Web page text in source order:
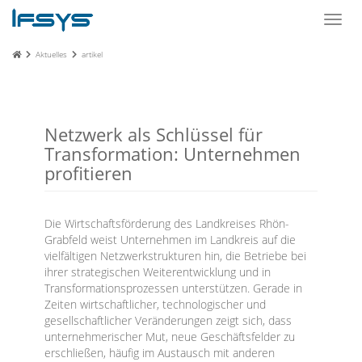
Aktuelles artikel
Netzwerk als Schlüssel für
Transformation: Unternehmen
profitieren
Die Wirtschaftsförderung des Landkreises Rhön-
Grabfeld weist Unternehmen im Landkreis auf die
vielfältigen Netzwerkstrukturen hin, die Betriebe bei
ihrer strategischen Weiterentwicklung und in
Transformationsprozessen unterstützen. Gerade in
Zeiten wirtschaftlicher, technologischer und
gesellschaftlicher Veränderungen zeigt sich, dass
unternehmerischer Mut, neue Geschäftsfelder zu
erschließen, häufig im Austausch mit anderen